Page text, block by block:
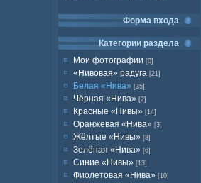
Форма входа
Категории раздела
Мои фотографии [0]
«Нивовая» радуга [21]
Белая «Нива» [35]
Чёрная «Нива» [2]
Красные «Нивы» [14]
Оранжевая «Нива» [3]
Жёлтые «Нивы» [8]
Зелёная «Нива» [6]
Синие «Нивы» [13]
Фиолетовая «Нива» [10]